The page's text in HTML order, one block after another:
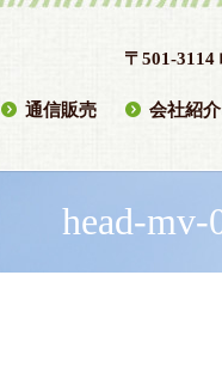
〒501-3114
通信販売 会社紹介
head-mv-